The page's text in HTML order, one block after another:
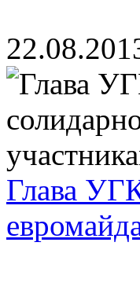
Глава